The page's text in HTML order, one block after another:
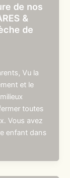
de nos
&
de
Vu la
et le
toutes
Vous avez
enfant dans